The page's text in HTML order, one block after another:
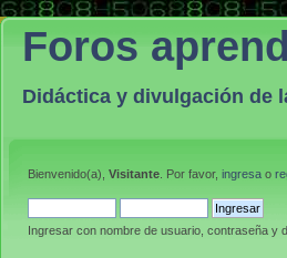
Foros
Didáctica y divulgación de
Bienvenido(a), Visitante . Por favor, ingresa o
Ingresar con nombre de usuario, contraseña y